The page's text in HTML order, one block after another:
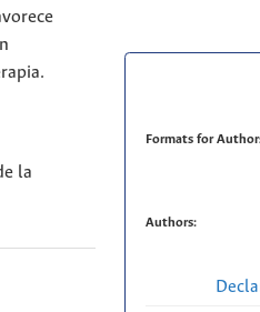
la
Formats for
Authors: